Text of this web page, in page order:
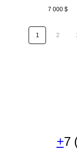
7 000 $
1 2
+7